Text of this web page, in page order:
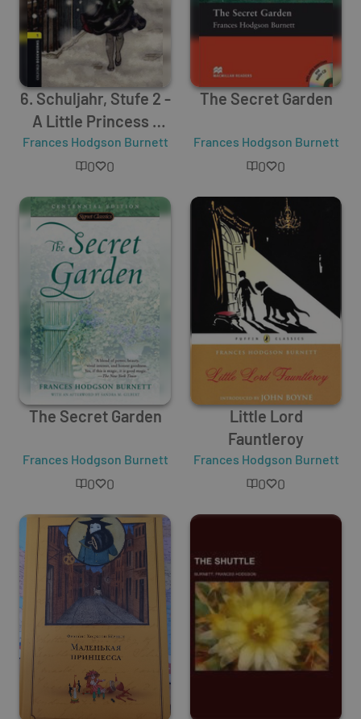
6. Schuljahr, Stufe 2 -
A Little Princess -
Neubearbeitung
Frances Hodgson Burnett
0 0
The Secret Garden
Frances Hodgson Burnett
0 0
The Secret Garden
Frances Hodgson Burnett
0 0
Little Lord
Fauntleroy
Frances Hodgson Burnett
0 0